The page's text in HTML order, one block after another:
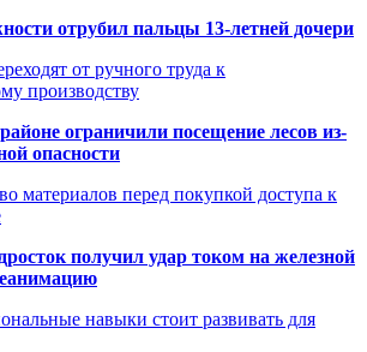
отрубил пальцы 13-летней дочери
от ручного труда к
производству
ограничили посещение лесов из-
опасности
материалов перед покупкой доступа к
получил удар током на железной
навыки стоит развивать для